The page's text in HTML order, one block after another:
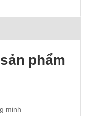
phẩm
minh